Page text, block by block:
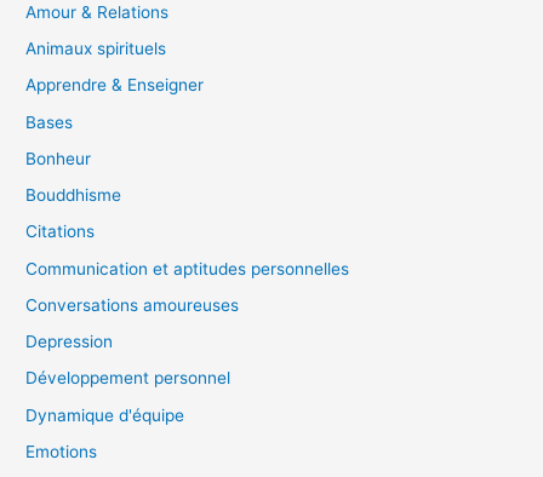
Amour & Relations
Animaux spirituels
Apprendre & Enseigner
Bases
Bonheur
Bouddhisme
Citations
Communication et aptitudes personnelles
Conversations amoureuses
Depression
Développement personnel
Dynamique d'équipe
Emotions